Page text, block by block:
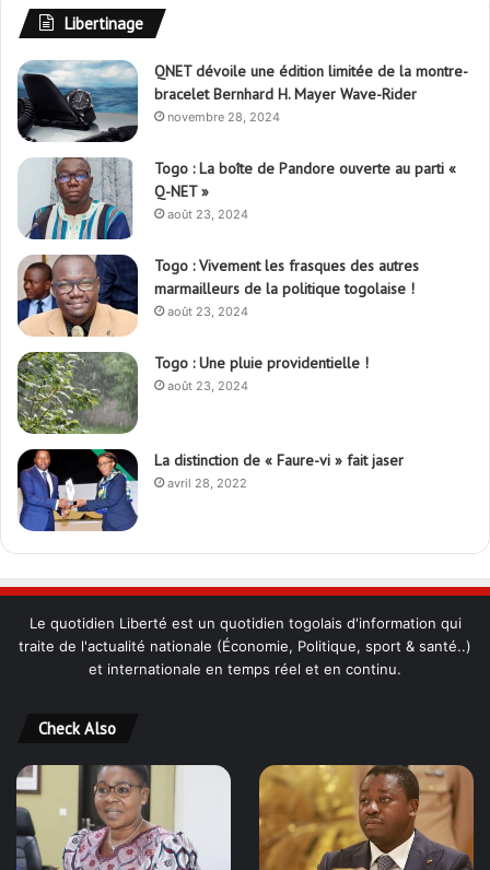
Libertinage
QNET dévoile une édition limitée de la montre-
bracelet Bernhard H. Mayer Wave-Rider
novembre 28, 2024
Togo : La boîte de Pandore ouverte au parti «
Q-NET »
août 23, 2024
Togo : Vivement les frasques des autres
marmailleurs de la politique togolaise !
août 23, 2024
Togo : Une pluie providentielle !
août 23, 2024
La distinction de « Faure-vi » fait jaser
avril 28, 2022
Le quotidien Liberté est un quotidien togolais d'information qui
traite de l'actualité nationale (Économie, Politique, sport & santé..)
et internationale en temps réel et en continu.
Check Also